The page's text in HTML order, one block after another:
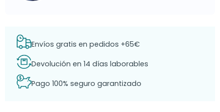
Envíos gratis en pedidos +65€
Devolución en 14 días laborables
Pago 100% seguro garantizado